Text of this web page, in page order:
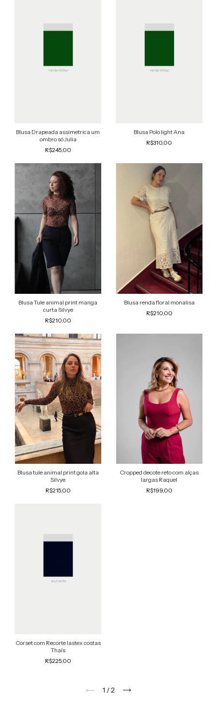
Blusa Drapeada assimetrica um
ombro só Julia
R$245,00
Blusa Polo light Ana
R$310,00
Blusa Tule animal print manga
curta Silvye
R$210,00
Blusa renda floral monalisa
R$210,00
Blusa tule animal print gola alta
Silvye
R$215,00
Cropped decote reto com alças
largas Raquel
R$199,00
Corset com Recorte lastex costas
Thaís
R$225,00
1 /2